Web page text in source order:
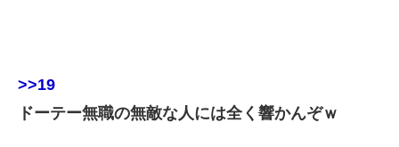
>>19
ドーテー無職の無敵な人には全く響かんぞｗ